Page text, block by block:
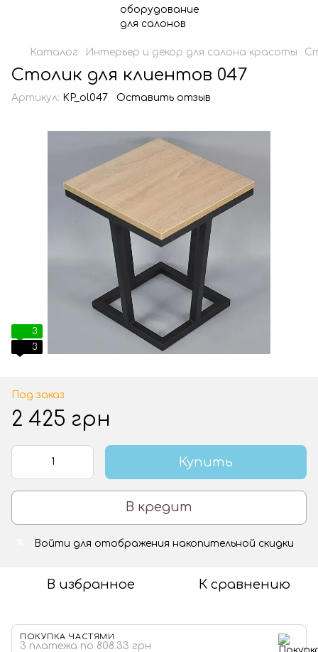
Каталог Интерьер и декор для салона красоты
Столик для клиентов 047
Артикул: KP_ol047 Оставить отзыв
3
3
Под заказ
2 425 грн
Купить
В кредит
Войти для отображения накопительной скидки
В избранное К сравнению
ПОКУПКА ЧАСТЯМИ
3 платежа по 808.33 грн